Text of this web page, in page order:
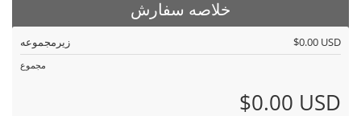
خلاصه سفارش
زیرمجموعه $0.00 USD
مجموع
$0.00 USD